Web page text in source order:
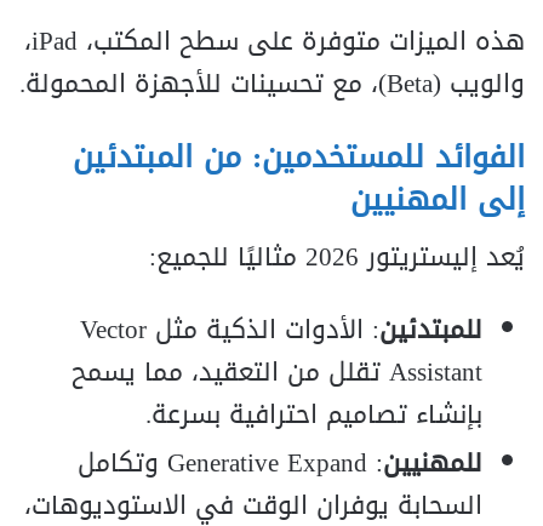
هذه الميزات متوفرة على سطح المكتب، iPad،
والويب (Beta)، مع تحسينات للأجهزة المحمولة.
الفوائد للمستخدمين: من المبتدئين
إلى المهنيين
يُعد إليستريتور 2026 مثاليًا للجميع:
للمبتدئين
: الأدوات الذكية مثل Vector
Assistant تقلل من التعقيد، مما يسمح
بإنشاء تصاميم احترافية بسرعة.
للمهنيين
: Generative Expand وتكامل
السحابة يوفران الوقت في الاستوديوهات،